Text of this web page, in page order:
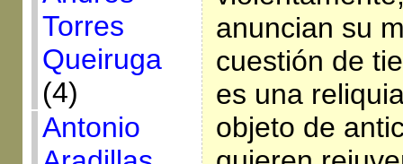
Torres
Queiruga
(4)
Antonio
anuncian su
cuestión de
es una
objeto de